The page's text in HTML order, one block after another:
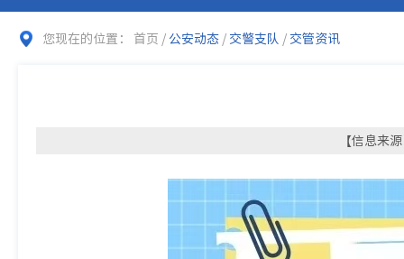
您现在的位置： 首页 / 公安动态 / 交警支队 / 交管资讯
【信息来